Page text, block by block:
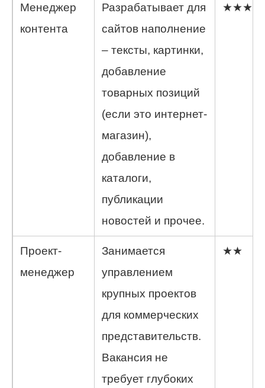
Менеджер
контента
Разрабатывает для
сайтов наполнение
– тексты, картинки,
добавление
товарных позиций
(если это интернет-
магазин),
добавление в
каталоги,
публикации
новостей и прочее.
★★★
Проект-
менеджер
Занимается
управлением
крупных проектов
для коммерческих
представительств.
Вакансия не
требует глубоких
★★